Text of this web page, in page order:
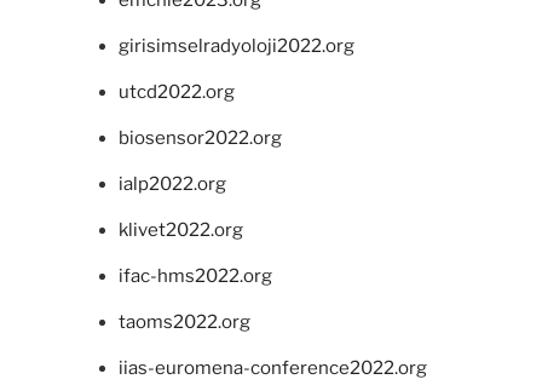
girisimselradyoloji2022.org
utcd2022.org
biosensor2022.org
ialp2022.org
klivet2022.org
ifac-hms2022.org
taoms2022.org
iias-euromena-conference2022.org